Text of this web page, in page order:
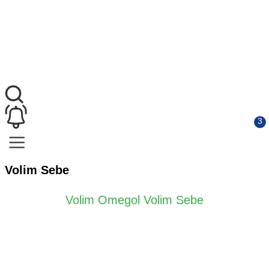
Volim Sebe
Volim Omegol Volim Sebe